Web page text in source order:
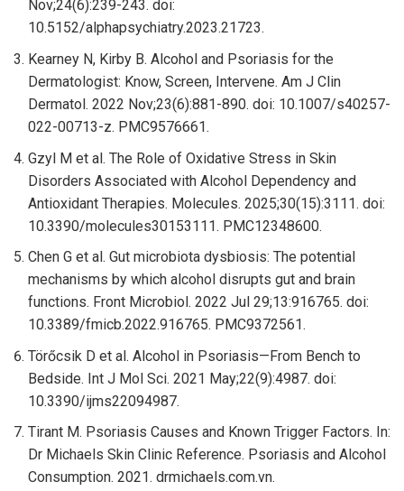
Nov;24(6):239-243. doi:
10.5152/alphapsychiatry.2023.21723.
Kearney N, Kirby B. Alcohol and Psoriasis for the
Dermatologist: Know, Screen, Intervene. Am J Clin
Dermatol. 2022 Nov;23(6):881-890. doi: 10.1007/s40257-
022-00713-z. PMC9576661.
Gzyl M et al. The Role of Oxidative Stress in Skin
Disorders Associated with Alcohol Dependency and
Antioxidant Therapies. Molecules. 2025;30(15):3111. doi:
10.3390/molecules30153111. PMC12348600.
Chen G et al. Gut microbiota dysbiosis: The potential
mechanisms by which alcohol disrupts gut and brain
functions. Front Microbiol. 2022 Jul 29;13:916765. doi:
10.3389/fmicb.2022.916765. PMC9372561.
Törőcsik D et al. Alcohol in Psoriasis—From Bench to
Bedside. Int J Mol Sci. 2021 May;22(9):4987. doi:
10.3390/ijms22094987.
Tirant M. Psoriasis Causes and Known Trigger Factors. In:
Dr Michaels Skin Clinic Reference. Psoriasis and Alcohol
Consumption. 2021. drmichaels.com.vn.